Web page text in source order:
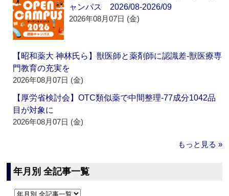
ャンパス 2026/08-2026/09
2026年08月07日 (金)
【昭和薬大 神林氏ら】獣医師と薬剤師に認識差‐獣医療専
門教育の充実を
2026年08月07日 (金)
【厚労省検討会】OTC類似薬で中間整理‐77成分1042品
目が対象に
2026年08月07日 (金)
もっと見る »
年月別 全記事一覧